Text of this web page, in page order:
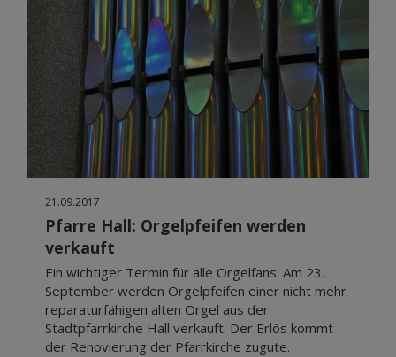
21.09.2017
Pfarre Hall: Orgelpfeifen werden
verkauft
Ein wichtiger Termin für alle Orgelfans: Am 23.
September werden Orgelpfeifen einer nicht mehr
reparaturfähigen alten Orgel aus der
Stadtpfarrkirche Hall verkauft. Der Erlös kommt
der Renovierung der Pfarrkirche zugute.